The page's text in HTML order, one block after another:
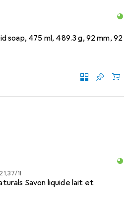
soap, 475 ml, 489.3 g, 92 mm, 92
EUR
21,37/1l
Savon liquide lait et